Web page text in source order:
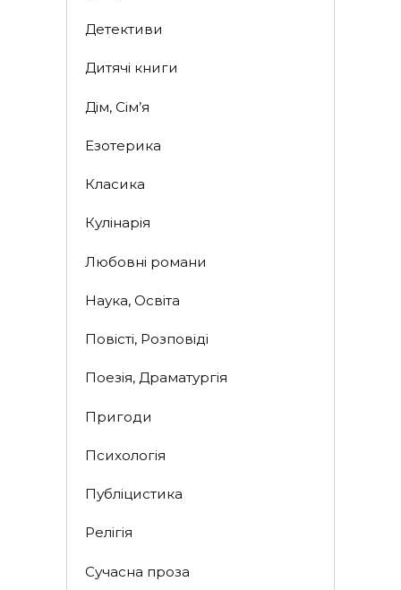
Детективи
Дитячі книги
Дім, Сім’я
Езотерика
Класика
Кулінарія
Любовні романи
Наука, Освіта
Повісті, Розповіді
Поезія, Драматургія
Пригоди
Психологія
Публіцистика
Релігія
Сучасна проза